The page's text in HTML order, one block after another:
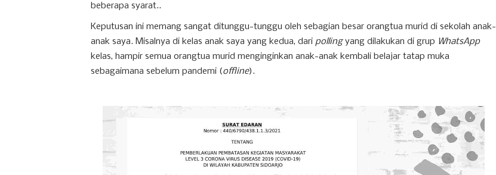
beberapa syarat..
Keputusan ini memang sangat ditunggu-tunggu oleh sebagian besar orangtua murid di sekolah anak-
anak saya. Misalnya di kelas anak saya yang kedua, dari pollingyang dilakukan di grup WhatsApp
kelas, hampir semua orangtua murid menginginkan anak-anak kembali belajar tatap muka
sebagaimana sebelum pandemi (offline).